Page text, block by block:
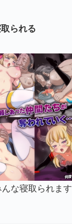
られる
な寝取られます